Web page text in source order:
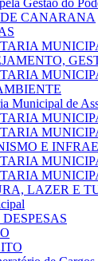
Gestão do
CANARANA
Municipal de
E
LAZER E